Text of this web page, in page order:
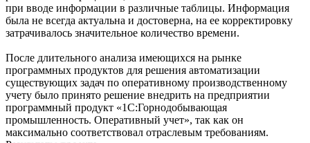
при вводе информации в различные таблицы. Информация
была не всегда актуальна и достоверна, на ее корректировку
затрачивалось значительное количество времени.
После длительного анализа имеющихся на рынке
программных продуктов для решения автоматизации
существующих задач по оперативному производственному
учету было принято решение внедрить на предприятии
программный продукт «1С:Горнодобывающая
промышленность. Оперативный учет», так как он
максимально соответствовал отраслевым требованиям.